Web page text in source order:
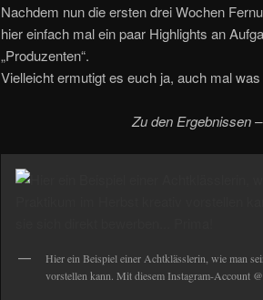
Nachdem nun die ersten drei Wochen
hier einfach mal ein paar Highlights an
„Produzenten“.
Vielleicht ermutigt es euch ja, auch mal
Zu den Ergebnissen
Hier ein Beispiel einer Achtklässlerin, wie man
vorstellen kann. Mit diesem Instagram-Account